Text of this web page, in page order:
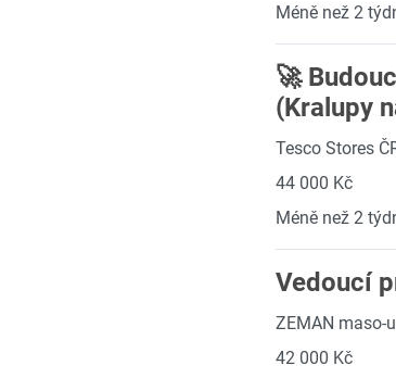
Méně než 2
🚀
(Kralupy
Tesco Stores
44 000 Kč
Méně než 2
Vedoucí
ZEMAN maso-
42 000 Kč